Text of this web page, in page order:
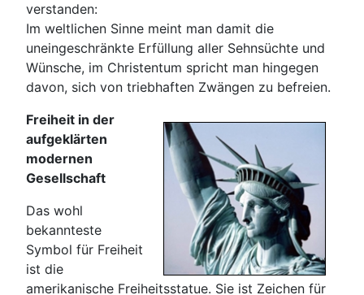
verstanden:
Im weltlichen Sinne meint man damit die
uneingeschränkte Erfüllung aller Sehnsüchte und
Wünsche, im Christentum spricht man hingegen
davon, sich von triebhaften Zwängen zu befreien.
Freiheit in der
aufgeklärten
modernen
Gesellschaft
Das wohl
bekannteste
Symbol für Freiheit
ist die
amerikanische Freiheitsstatue. Sie ist Zeichen für